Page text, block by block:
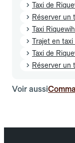
Taxi de
Réserver un
Taxi
Trajet en
Taxi de
Réserver un
Voir aussi